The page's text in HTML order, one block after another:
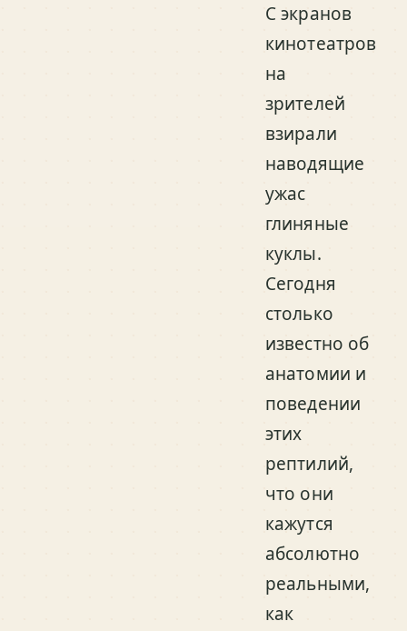
С экранов
кинотеатров
на
зрителей
взирали
наводящие
ужас
глиняные
куклы.
Сегодня
столько
известно об
анатомии и
поведении
этих
рептилий,
что они
кажутся
абсолютно
реальными,
как